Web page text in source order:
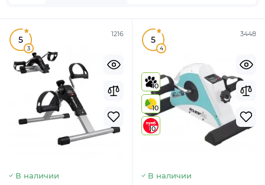
1216
5
3
В наличии
3448
5
4
10
10
10
В наличии